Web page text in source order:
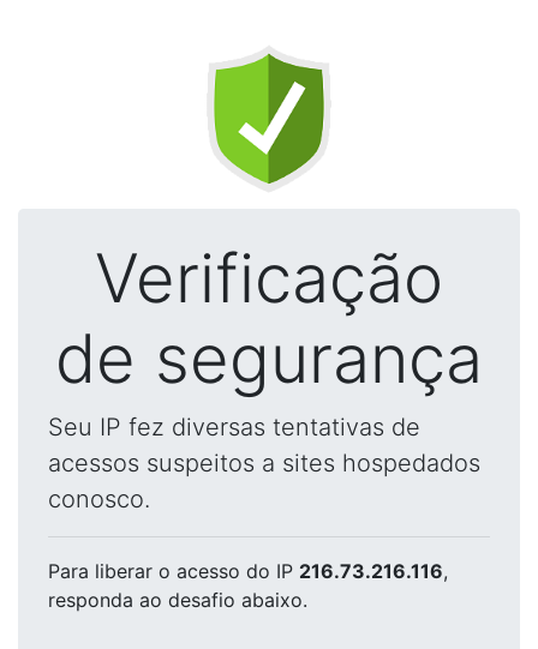
Verificação
de segurança
Seu IP fez diversas tentativas de
acessos suspeitos a sites hospedados
conosco.
Para liberar o acesso do IP 216.73.216.116,
responda ao desafio abaixo.